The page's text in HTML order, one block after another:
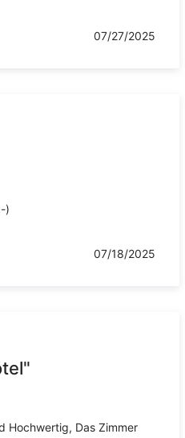
07/27/2025
)
07/18/2025
Hochwertig, Das Zimmer